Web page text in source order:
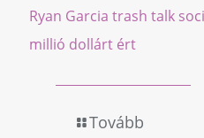
Ryan Garcia trash talk
millió dollárt ért
Tovább